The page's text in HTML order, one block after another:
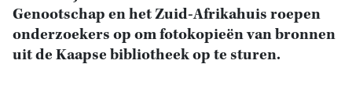
Genootschap en het Zuid-Afrikahuis roepen
onderzoekers op om fotokopieën van bronnen
uit de Kaapse bibliotheek op te sturen.